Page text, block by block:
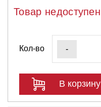
Товар недоступен
Кол-во -
В корзину